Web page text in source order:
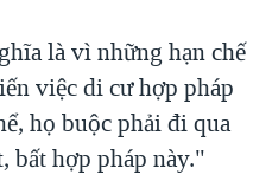
là vì những hạn chế
việc di cư hợp pháp
họ buộc phải đi qua
bất hợp pháp này."